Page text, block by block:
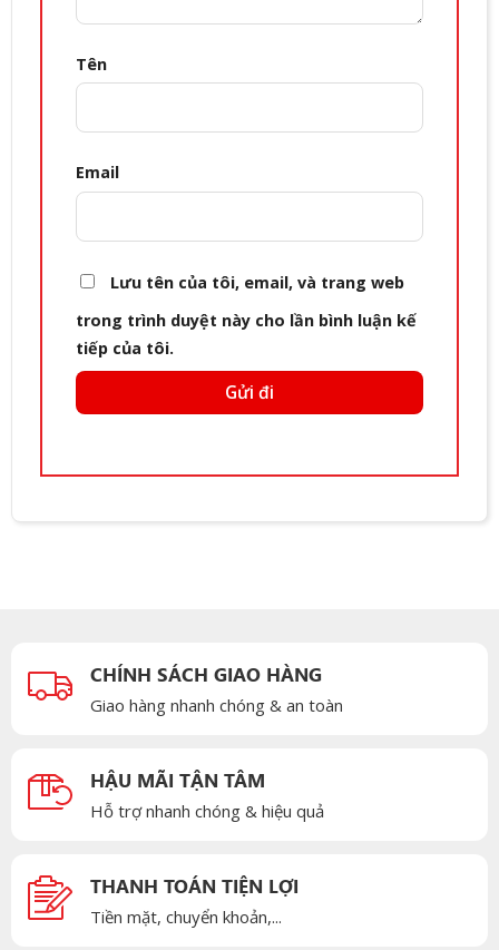
Tên
Email
Lưu tên của tôi, email, và trang web
trong trình duyệt này cho lần bình luận kế
tiếp của tôi.
CHÍNH SÁCH GIAO HÀNG
Giao hàng nhanh chóng & an toàn
HẬU MÃI TẬN TÂM
Hỗ trợ nhanh chóng & hiệu quả
THANH TOÁN TIỆN LỢI
Tiền mặt, chuyển khoản,...